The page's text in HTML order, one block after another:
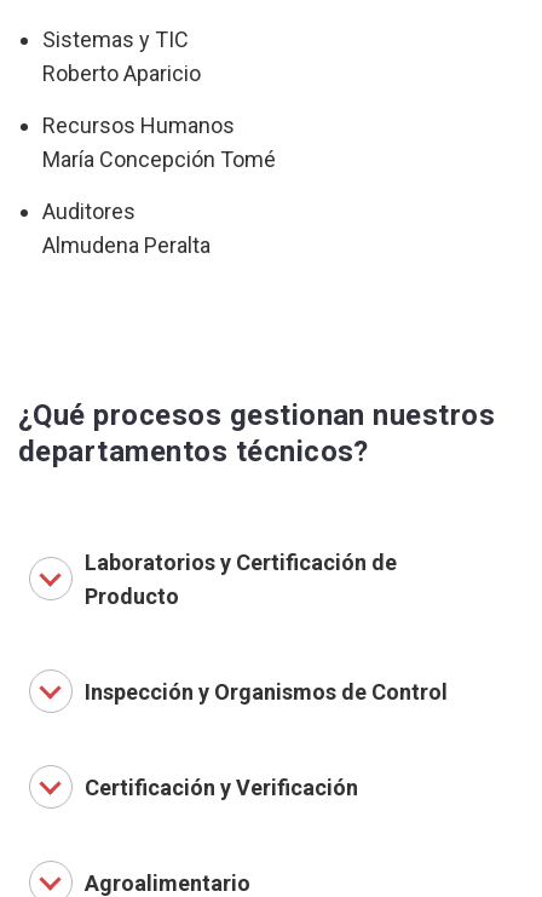
Sistemas y TIC
Roberto Aparicio
Recursos Humanos
María Concepción Tomé
Auditores
Almudena Peralta
¿Qué procesos gestionan nuestros
departamentos técnicos?
Laboratorios y Certificación de
Producto
Inspección y Organismos de Control
Certificación y Verificación
Agroalimentario